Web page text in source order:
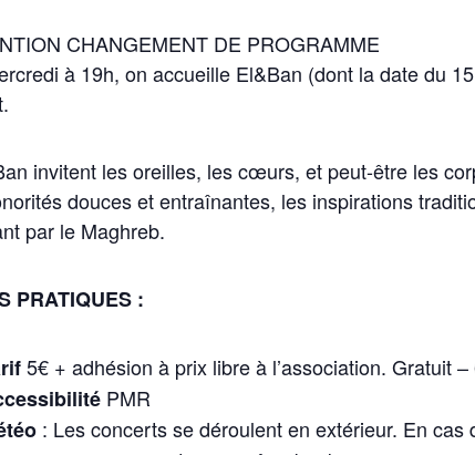
CHANGEMENT DE PROGRAMME
à 19h, on accueille El&Ban (dont la date du
invitent les oreilles, les cœurs, et peut-être les
douces et entraînantes, les inspirations
par le Maghreb.
PRATIQUES :
5€ + adhésion à prix libre à l’association. Gratuit –
PMR
: Les concerts se déroulent en extérieur. En cas